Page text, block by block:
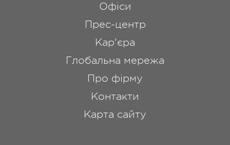
Офіси
Прес-центр
Кар'єра
Глобальна мережа
Про фірму
Контакти
Карта сайту